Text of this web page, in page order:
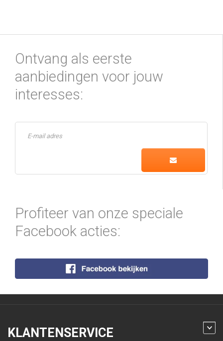
Ontvang als eerste
aanbiedingen voor jouw
interesses:
Profiteer van onze speciale
Facebook acties:
KLANTENSERVICE